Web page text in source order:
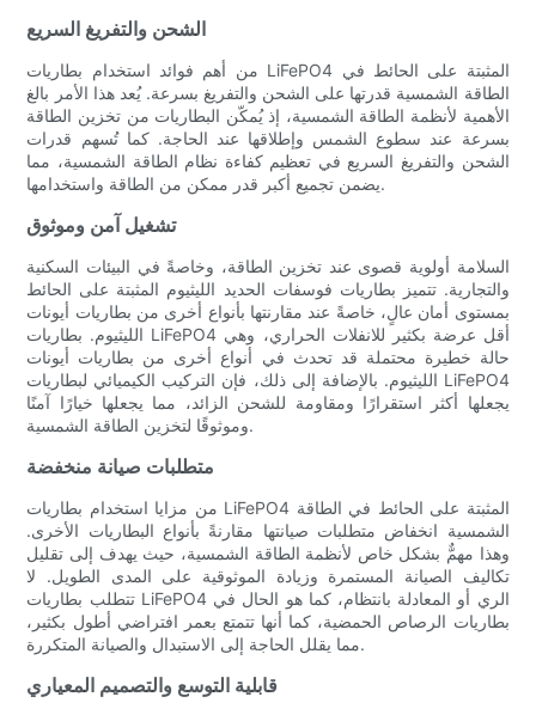
الشحن والتفريغ السريع
من أهم فوائد استخدام بطاريات LiFePO4 المثبتة على الحائط في
الطاقة الشمسية قدرتها على الشحن والتفريغ بسرعة. يُعد هذا الأمر بالغ
الأهمية لأنظمة الطاقة الشمسية، إذ يُمكّن البطاريات من تخزين الطاقة
بسرعة عند سطوع الشمس وإطلاقها عند الحاجة. كما تُسهم قدرات
الشحن والتفريغ السريع في تعظيم كفاءة نظام الطاقة الشمسية، مما
يضمن تجميع أكبر قدر ممكن من الطاقة واستخدامها.
تشغيل آمن وموثوق
السلامة أولوية قصوى عند تخزين الطاقة، وخاصةً في البيئات السكنية
والتجارية. تتميز بطاريات فوسفات الحديد الليثيوم المثبتة على الحائط
بمستوى أمان عالٍ، خاصةً عند مقارنتها بأنواع أخرى من بطاريات أيونات
الليثيوم. بطاريات LiFePO4 أقل عرضة بكثير للانفلات الحراري، وهي
حالة خطيرة محتملة قد تحدث في أنواع أخرى من بطاريات أيونات
الليثيوم. بالإضافة إلى ذلك، فإن التركيب الكيميائي لبطاريات LiFePO4
يجعلها أكثر استقرارًا ومقاومة للشحن الزائد، مما يجعلها خيارًا آمنًا
وموثوقًا لتخزين الطاقة الشمسية.
متطلبات صيانة منخفضة
من مزايا استخدام بطاريات LiFePO4 المثبتة على الحائط في الطاقة
الشمسية انخفاض متطلبات صيانتها مقارنةً بأنواع البطاريات الأخرى.
وهذا مهمٌّ بشكل خاص لأنظمة الطاقة الشمسية، حيث يهدف إلى تقليل
تكاليف الصيانة المستمرة وزيادة الموثوقية على المدى الطويل. لا
تتطلب بطاريات LiFePO4 الري أو المعادلة بانتظام، كما هو الحال في
بطاريات الرصاص الحمضية، كما أنها تتمتع بعمر افتراضي أطول بكثير،
مما يقلل الحاجة إلى الاستبدال والصيانة المتكررة.
قابلية التوسع والتصميم المعياري